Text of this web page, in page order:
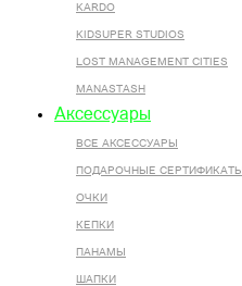
KARDO
KIDSUPER STUDIOS
LOST MANAGEMENT CITIES
MANASTASH
Аксессуары
ВСЕ AКСЕССУАРЫ
ПОДАРОЧНЫЕ СЕРТИФИКАТЫ
ОЧКИ
КЕПКИ
ПАНАМЫ
ШАПКИ